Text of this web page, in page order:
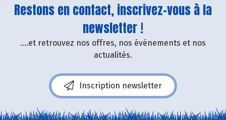
Restons en contact, inscrivez-vous à la
newsletter !
....et retrouvez nos offres, nos événements et nos
actualités.
Inscription newsletter